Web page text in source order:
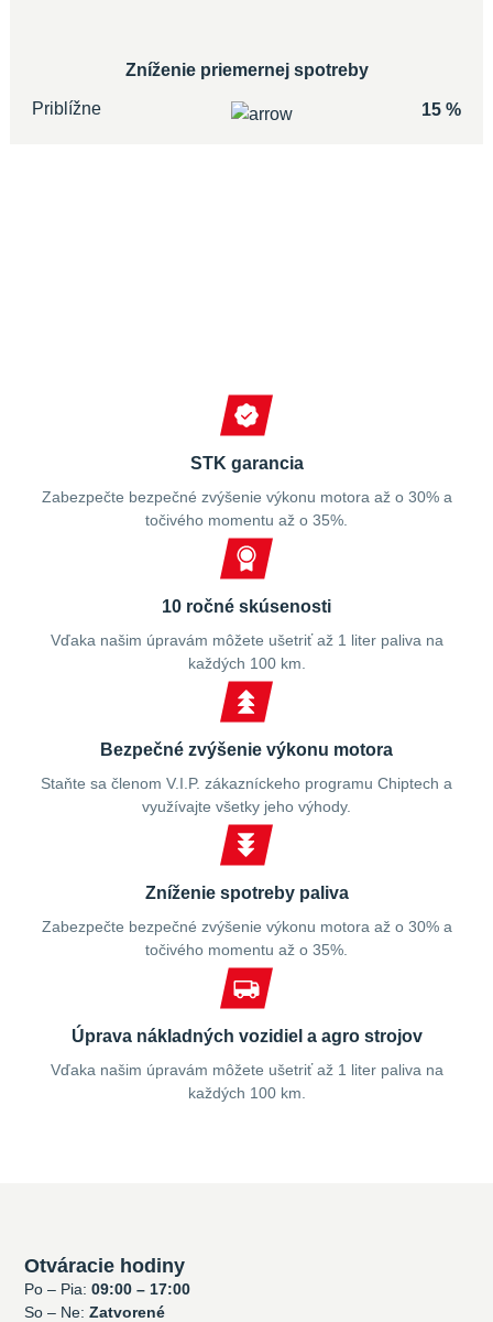
Zníženie priemernej spotreby
Priblížne 15 %
STK garancia
Zabezpečte bezpečné zvýšenie výkonu motora až o 30% a
točivého momentu až o 35%.
10 ročné skúsenosti
Vďaka našim úpravám môžete ušetriť až 1 liter paliva na
každých 100 km.
Bezpečné zvýšenie výkonu motora
Staňte sa členom V.I.P. zákazníckeho programu Chiptech a
využívajte všetky jeho výhody.
Zníženie spotreby paliva
Zabezpečte bezpečné zvýšenie výkonu motora až o 30% a
točivého momentu až o 35%.
Úprava nákladných vozidiel a agro strojov
Vďaka našim úpravám môžete ušetriť až 1 liter paliva na
každých 100 km.
Otváracie hodiny
Po – Pia:09:00 – 17:00
So – Ne:Zatvorené